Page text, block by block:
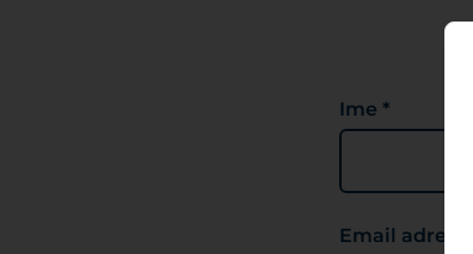
Ime *
Email adresa *